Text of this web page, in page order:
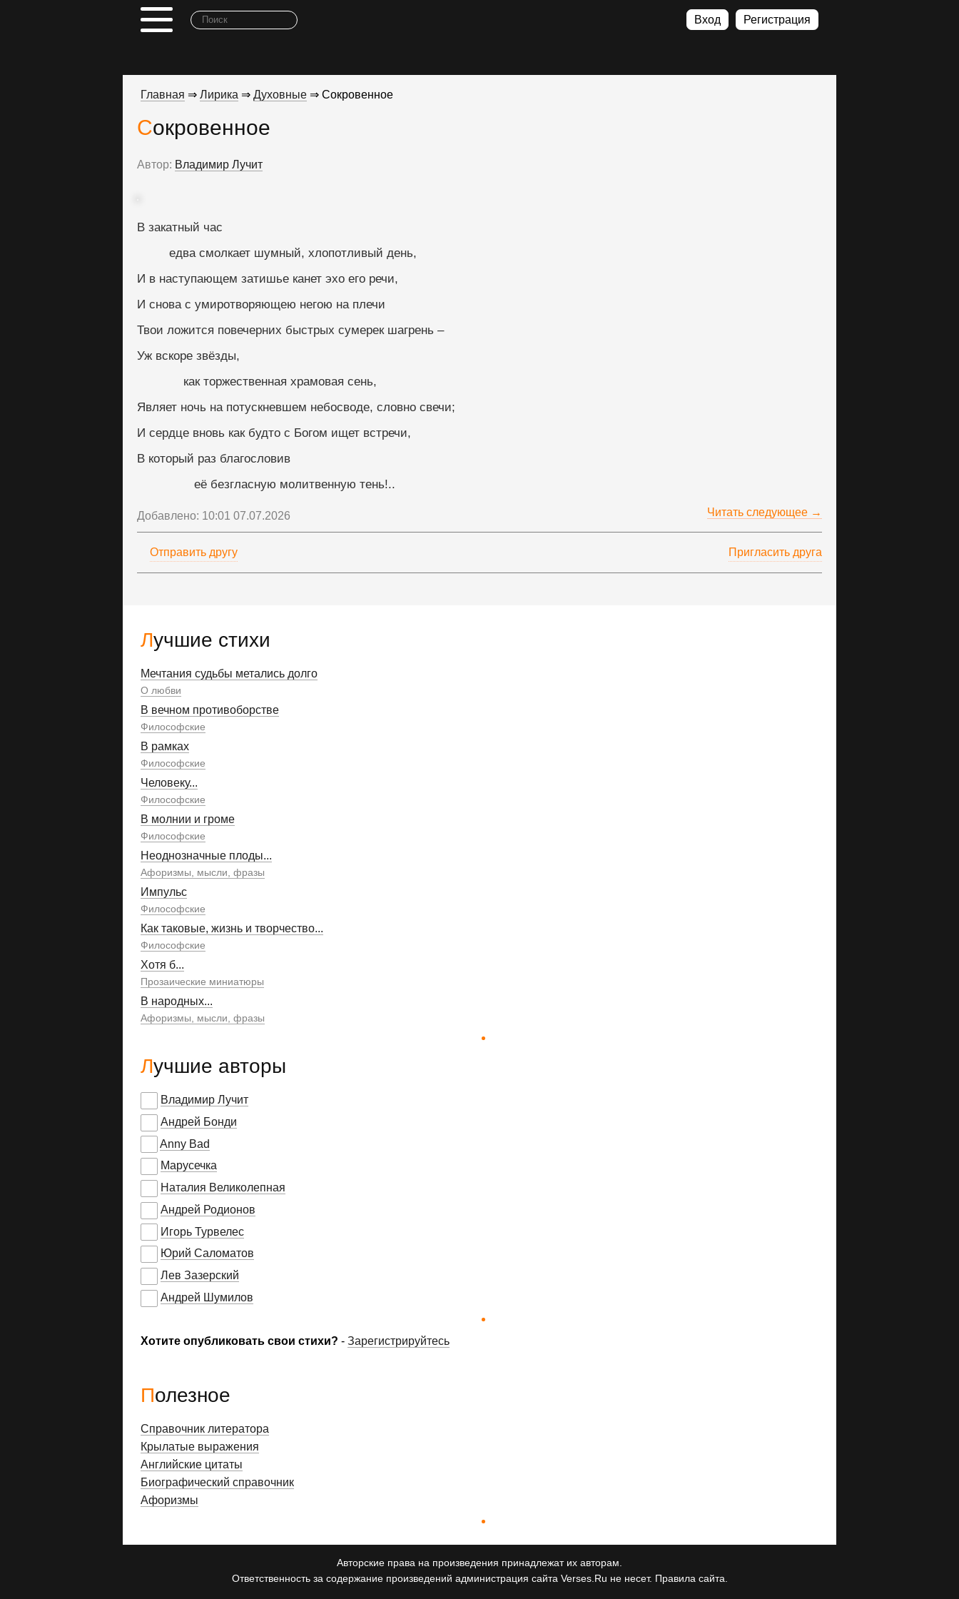
Вход Регистрация
Лучшие стихи
Мечтания судьбы метались долго
О любви
В вечном противоборстве
Философские
В рамках
Философские
Человеку...
Философские
В молнии и громе
Философские
Неоднозначные плоды...
Афоризмы, мысли, фразы
Импульс
Философские
Как таковые, жизнь и творчество...
Философские
Хотя б...
Прозаические миниатюры
В народных...
Афоризмы, мысли, фразы
Лучшие авторы
Владимир Лучит
Андрей Бонди
Anny Bad
Марусечка
Наталия Великолепная
Андрей Родионов
Игорь Турвелес
Юрий Саломатов
Лев Зазерский
Андрей Шумилов
Хотите опубликовать свои стихи? - Зарегистрируйтесь
Главная ⇒ Лирика ⇒ Духовные ⇒ Сокровенное
Сокровенное
Автор: Владимир Лучит
В закатный час
         едва смолкает шумный, хлопотливый день,
И в наступающем затишье канет эхо его речи,
И снова с умиротворяющею негою на плечи
Твои ложится повечерних быстрых сумерек шагрень –
Уж вскоре звёзды,
             как торжественная храмовая сень,
Являет ночь на потускневшем небосводе, словно свечи;
И сердце вновь как будто с Богом ищет встречи,
В который раз благословив
                её безгласную молитвенную тень!..
Добавлено: 10:01 07.07.2026 Читать следующее →
Отправить другу Пригласить друга
Полезное
Справочник литератора
Крылатые выражения
Английские цитаты
Биографический справочник
Афоризмы
Авторские права на произведения принадлежат их авторам.
Ответственность за содержание произведений администрация сайта Verses.Ru не несет. Правила сайта